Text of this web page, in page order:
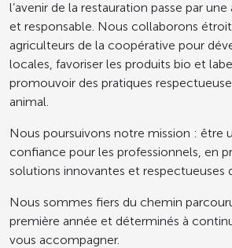
l’avenir de la restauration passe par
et responsable. Nous collaborons
agriculteurs de la coopérative pour
locales, favoriser les produits bio et
promouvoir des pratiques
animal.
Nous poursuivons notre mission : être
confiance pour les professionnels, en
solutions innovantes et respectueuses
Nous sommes fiers du chemin
première année et déterminés à
vous accompagner.